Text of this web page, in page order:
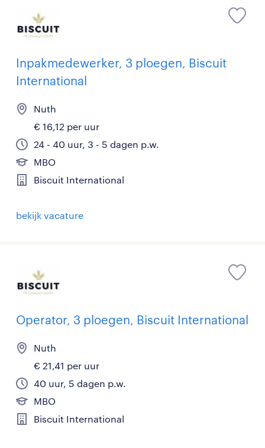
Inpakmedewerker, 3 ploegen, Biscuit
International
Nuth
€ 16,12 per uur
24 - 40 uur, 3 - 5 dagen p.w.
MBO
Biscuit International
bekijk vacature
Operator, 3 ploegen, Biscuit International
Nuth
€ 21,41 per uur
40 uur, 5 dagen p.w.
MBO
Biscuit International